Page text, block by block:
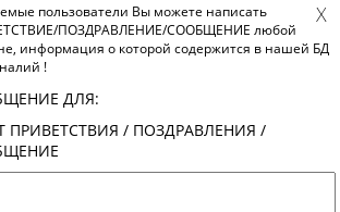
ООО НАИТ «Стадион»
рассылке: 996
СПОРТИВНЫЕ
РОССИЙСКИЕ
СПОРТИВНЫЕ
ОРГАНИЗАЦИИ
САДОВАПРИВЕТСТВИЕ / ПОЗДРАВЛЕНИЕ /
пользователи Вы можете написать
ПОЗДРАВЛЕНИЕ/СООБЩЕНИЕ любой
информация о которой содержится в нашей БД
!
ДЛЯ:
ПРИВЕТСТВИЯ / ПОЗДРАВЛЕНИЯ /